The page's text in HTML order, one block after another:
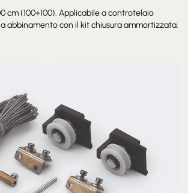
cm (100+100). Applicabile a controtelaio
abbinamento con il kit chiusura ammortizzata.